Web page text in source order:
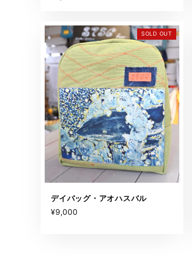
SOLD OUT
デイバッグ・アオハスバル
¥9,000